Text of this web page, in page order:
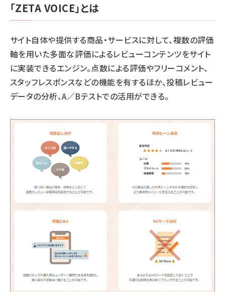
「ZETA VOICE」とは
サイト自体や提供する商品・サービスに対して、複数の評価
軸を用いた多面な評価によるレビューコンテンツをサイト
に実装できるエンジン。点数による評価やフリーコメント、
スタッフレスポンスなどの機能を有するほか、投稿レビュー
データの分析、A／Bテストでの活用ができる。